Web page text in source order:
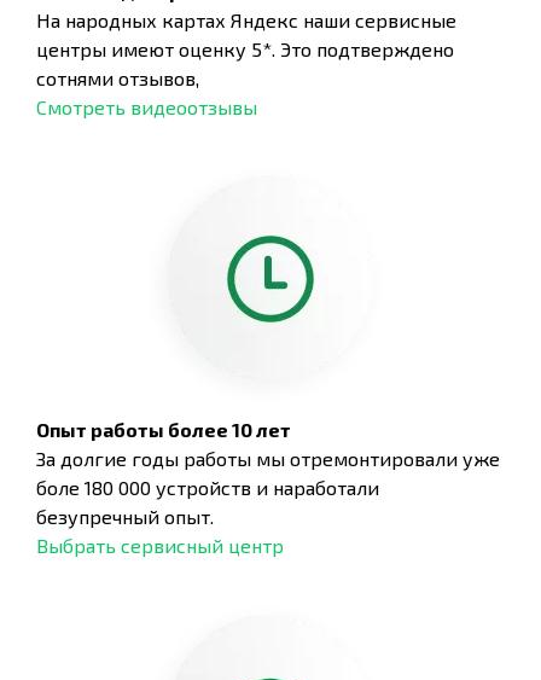
На народных картах Яндекс наши сервисные
центры имеют оценку 5*. Это подтверждено
сотнями отзывов,
Смотреть видеоотзывы
Опыт работы более 10 лет
За долгие годы работы мы отремонтировали уже
боле 180 000 устройств и наработали
безупречный опыт.
Выбрать сервисный центр